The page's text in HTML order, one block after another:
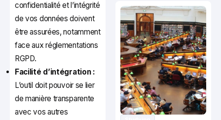
confidentialité et l’intégrité
de vos données doivent
être assurées, notamment
face aux réglementations
RGPD.
Facilité d’intégration :
L’outil doit pouvoir se lier
de manière transparente
avec vos autres